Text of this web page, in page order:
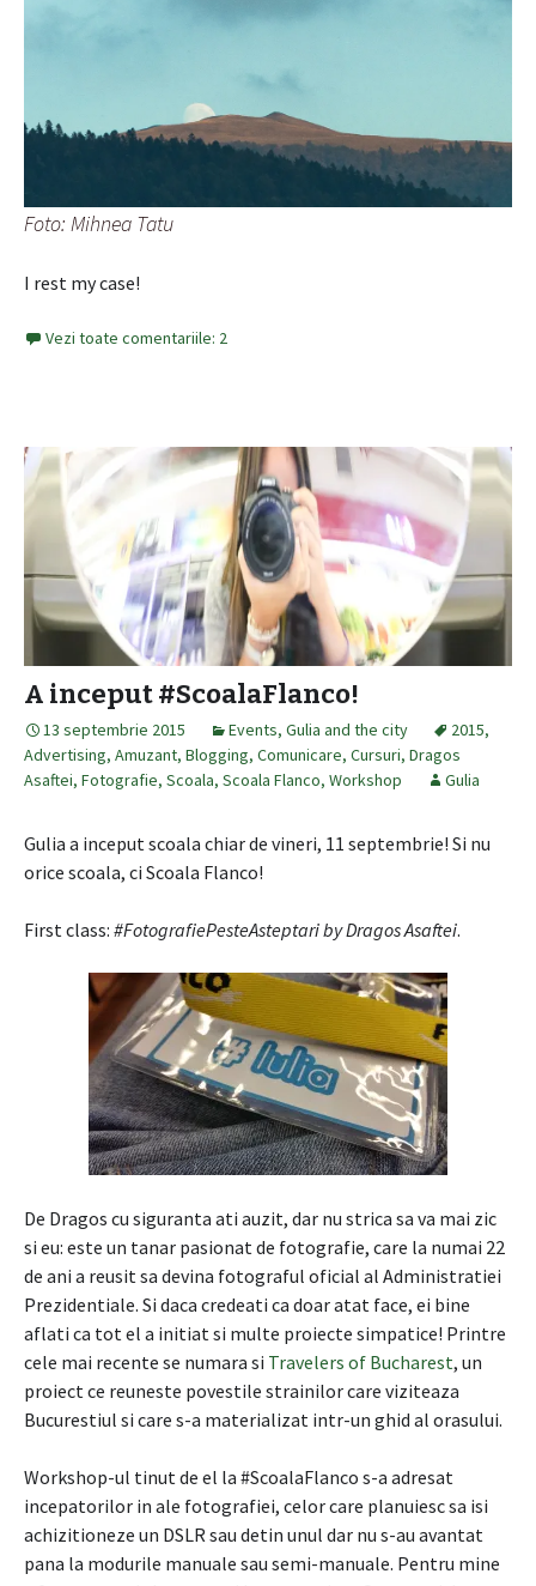
Foto: Mihnea Tatu
I rest my case!
Vezi toate comentariile: 2
A inceput #ScoalaFlanco!
13 septembrie 2015 Events, Gulia and the city 2015,
Advertising, Amuzant, Blogging, Comunicare, Cursuri, Dragos
Asaftei, Fotografie, Scoala, Scoala Flanco, Workshop Gulia
Gulia a inceput scoala chiar de vineri, 11 septembrie! Si nu
orice scoala, ci Scoala Flanco!
First class: #FotografiePesteAsteptari by Dragos Asaftei.
De Dragos cu siguranta ati auzit, dar nu strica sa va mai zic
si eu: este un tanar pasionat de fotografie, care la numai 22
de ani a reusit sa devina fotograful oficial al Administratiei
Prezidentiale. Si daca credeati ca doar atat face, ei bine
aflati ca tot el a initiat si multe proiecte simpatice! Printre
cele mai recente se numara si Travelers of Bucharest, un
proiect ce reuneste povestile strainilor care viziteaza
Bucurestiul si care s-a materializat intr-un ghid al orasului.
Workshop-ul tinut de el la #ScoalaFlanco s-a adresat
incepatorilor in ale fotografiei, celor care planuiesc sa isi
achizitioneze un DSLR sau detin unul dar nu s-au avantat
pana la modurile manuale sau semi-manuale. Pentru mine